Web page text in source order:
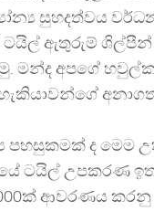
සුහදත්වය
ටයිල් ඇතුරුම්
මන්ද අපගේ
ද මෙම
ටයිල් උපකරණ
ආවරණය කරනු